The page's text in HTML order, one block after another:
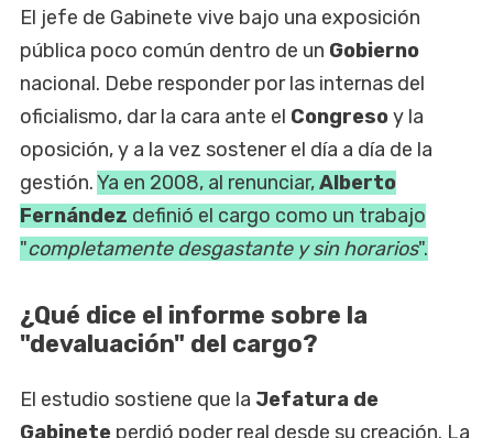
El jefe de Gabinete vive bajo una exposición
pública poco común dentro de un Gobierno
nacional. Debe responder por las internas del
oficialismo, dar la cara ante el Congresoy la
oposición, y a la vez sostener el día a día de la
gestión.Ya en 2008, al renunciar,Alberto
Fernández definió el cargo como un trabajo
"completamente desgastante y sin horarios".
¿Qué dice el informe sobre la
"devaluación" del cargo?
El estudio sostiene que la Jefatura de
Gabinete perdió poder real desde su creación. La